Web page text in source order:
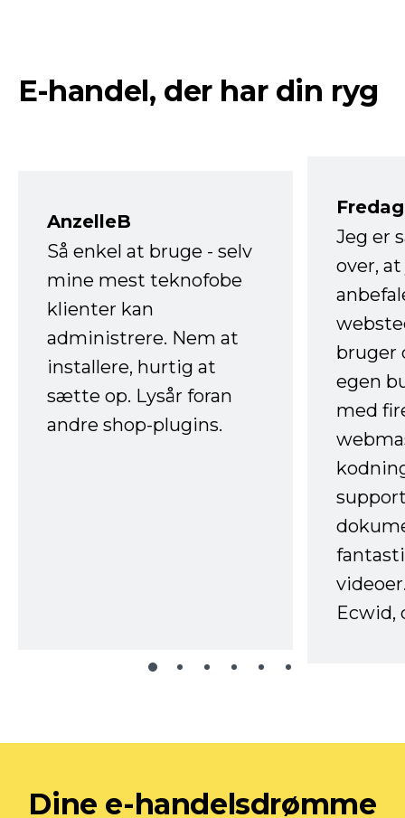
E-handel, der har din ryg
AnzelleB
Så enkel at bruge - selv
mine mest teknofobe
klienter kan
administrere. Nem at
installere, hurtig at
sætte op. Lysår foran
andre shop-plugins.
Jeg er
over,
bruger
egen
med
Ecwid,
Dine e-handelsdrømme